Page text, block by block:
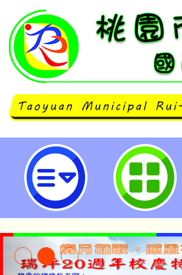
桃園市113年度本土語
設計徵選活動-桃園市